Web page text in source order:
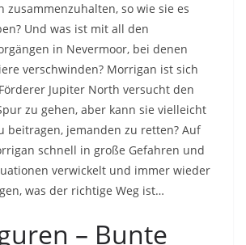
zusammenzuhalten, so wie sie es
Und was ist mit all den
in Nevermoor, bei denen
verschwinden? Morrigan ist sich
Jupiter North versucht den
zu gehen, aber kann sie vielleicht
beitragen, jemanden zu retten? Auf
schnell in große Gefahren und
verwickelt und immer wieder
was der richtige Weg ist…
– Bunte